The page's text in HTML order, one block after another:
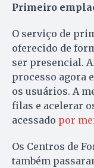
Primeiro
O serviço de
oferecido de
ser presencial.
processo agora
os usuários. A
filas e acelerar
acessado por
Os Centros de
também